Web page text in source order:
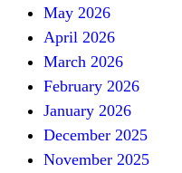
May 2026
April 2026
March 2026
February 2026
January 2026
December 2025
November 2025